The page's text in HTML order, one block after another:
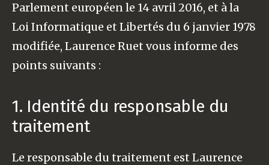
Parlement européen le 14 avril 2016, et à la
Loi Informatique et Libertés du 6 janvier 1978
modifiée, Laurence Ruet vous informe des
points suivants :
1. Identité du responsable du
traitement
Le responsable du traitement est Laurence